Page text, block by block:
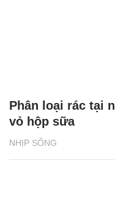
NHỊP SỐNG
Phân loại rác tại
vỏ hộp sữa